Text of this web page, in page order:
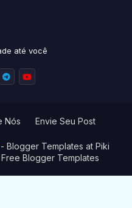
até você
- Blogger Templates at Piki
Free Blogger Templates
Nós Envie Seu Post